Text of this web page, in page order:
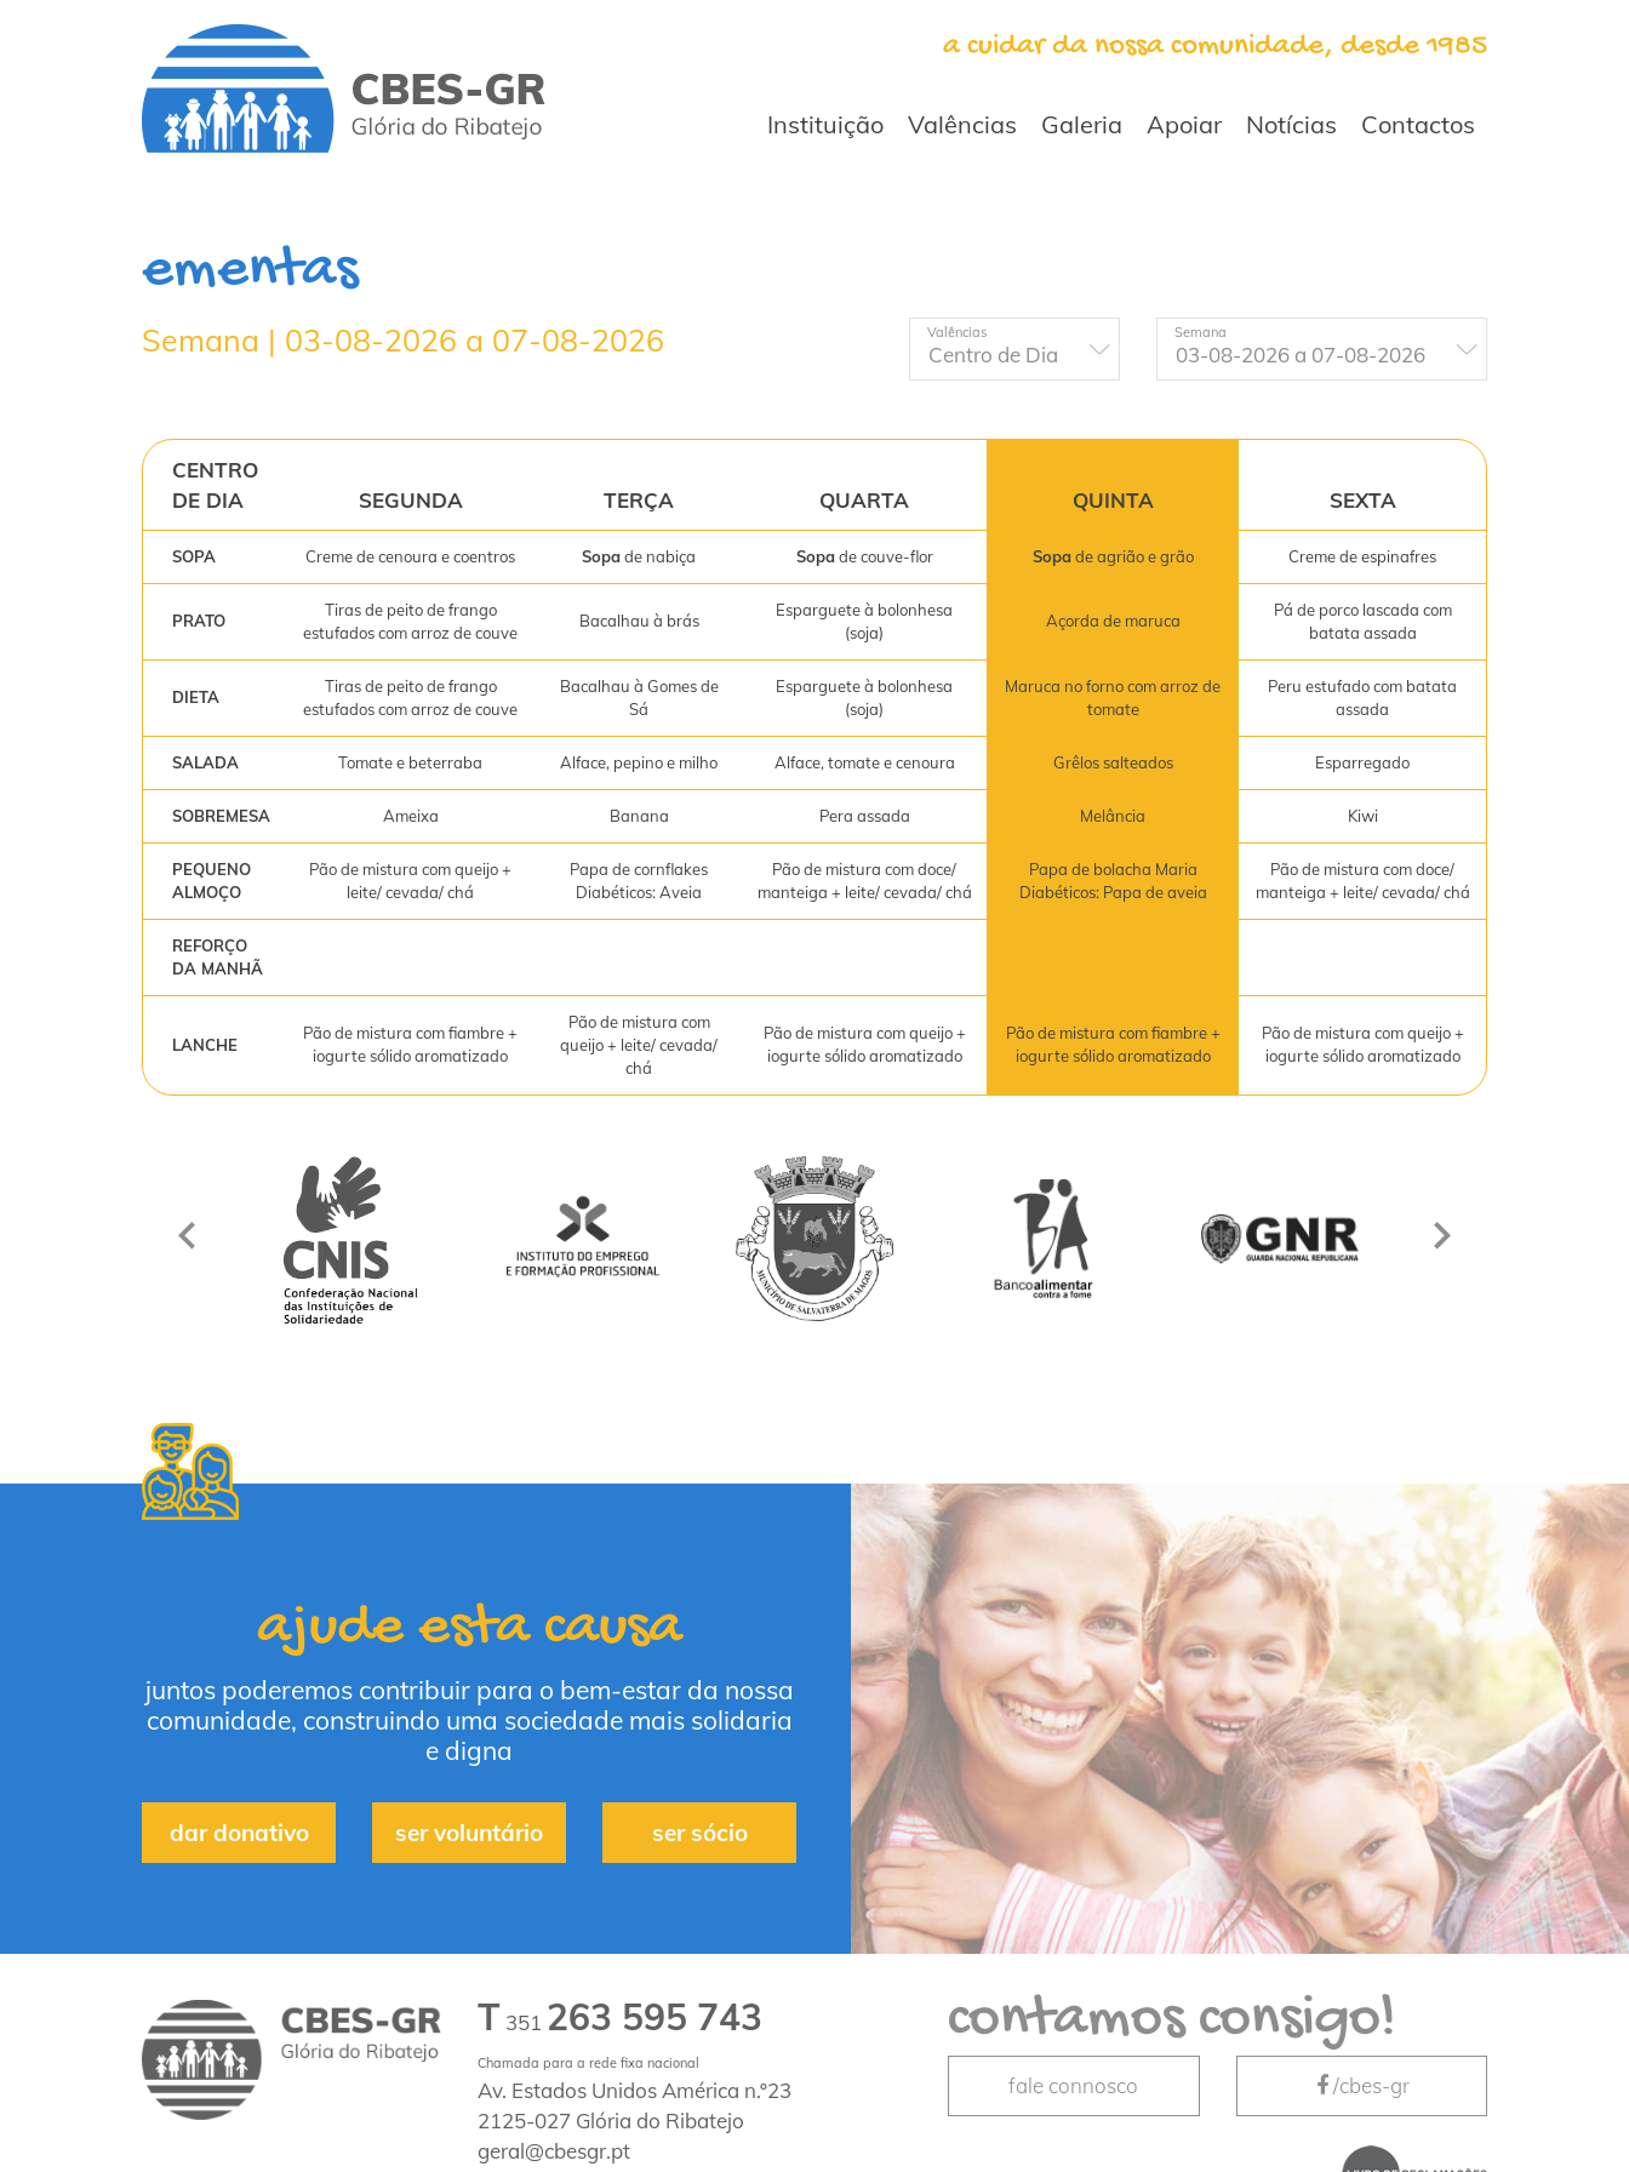
a cuidar da nossa comunidade, desde 1985
Instituição Valências Galeria Apoiar Notícias Contactos
ementas
Semana | 03-08-2026 a 07-08-2026 Valências Semana
CENTRO
DE DIA
SEGUNDA TERÇA QUARTA QUINTA SEXTA
SOPA Creme de cenoura e coentros Sopade nabiça Sopade couve-flor Sopade agrião e grão Creme de espinafres
PRATO
Tiras de peito de frango
estufados com arroz de couve
Bacalhau à brás
Esparguete à bolonhesa
(soja)
Açorda de maruca
Pá de porco lascada com
batata assada
DIETA
Tiras de peito de frango
estufados com arroz de couve
Bacalhau à Gomes de
Sá
Esparguete à bolonhesa
(soja)
Maruca no forno com arroz de
tomate
Peru estufado com batata
assada
SALADA Tomate e beterraba Alface, pepino e milho Alface, tomate e cenoura Grêlos salteados Esparregado
SOBREMESA Ameixa Banana Pera assada Melância Kiwi
PEQUENO
ALMOÇO
Pão de mistura com queijo +
leite/ cevada/ chá
Papa de cornflakes
Diabéticos: Aveia
Pão de mistura com doce/
manteiga + leite/ cevada/ chá
Papa de bolacha Maria
Diabéticos: Papa de aveia
Pão de mistura com doce/
manteiga + leite/ cevada/ chá
REFORÇO
DA MANHÃ
LANCHE
Pão de mistura com fiambre +
iogurte sólido aromatizado
Pão de mistura com
queijo + leite/ cevada/
chá
Pão de mistura com queijo +
iogurte sólido aromatizado
Pão de mistura com fiambre +
iogurte sólido aromatizado
Pão de mistura com queijo +
iogurte sólido aromatizado
ajude esta causa
juntos poderemos contribuir para o bem-estar da nossa
comunidade, construindo uma sociedade mais solidaria
e digna
dar donativo ser voluntário ser sócio
T 351 263 595 743
Chamada para a rede fixa nacional
Av. Estados Unidos América n.º23
2125-027 Glória do Ribatejo
geral@cbesgr.pt
contamos consigo!
fale connosco /cbes-gr